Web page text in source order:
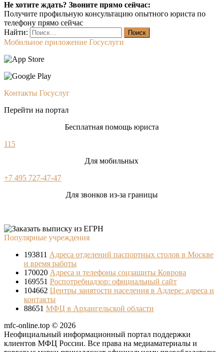
Не хотите ждать? Звоните прямо сейчас:
Получите профильную консультацию опытного юриста по
телефону прямо сейчас
Найти:
Мобильное приложение Госуслуги
Контакты Госуслуг
Перейти на портал
Бесплатная помощь юриста
115
Для мобильных
+7 495 727-47-47
Для звонков из-за границы
Популярные учреждения
193811 Адреса отделений паспортных столов в Москве
и время работы
170020 Адреса и телефоны соцзащиты Коврова
169551 Роспотребнадзор: официальный сайт
104662 Центры занятости населения в Адлере: адреса и
контакты
88651 МФЦ в Архангельской области
mfc-online.top © 2026
Неофициальный информационный портал поддержки
клиентов МФЦ России. Все права на медиаматериалы и